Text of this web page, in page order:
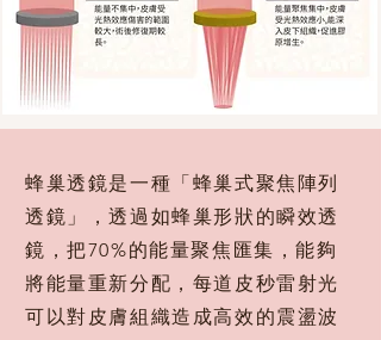
蜂巢透鏡是一種「蜂巢式聚焦陣列
透鏡」，透過如蜂巢形狀的瞬效透
鏡，把70%的能量聚焦匯集，能夠
將能量重新分配，每道皮秒雷射光
可以對皮膚組織造成高效的震盪波